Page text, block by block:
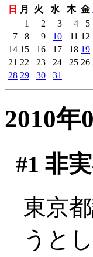
日
月 火 水 木 金
1
2 3 4 5
7
8 9 10 11 12
14 15 16 17 18 19
21 22 23 24 25 26
28 29 30 31
2010年
#1 非
東京
うと